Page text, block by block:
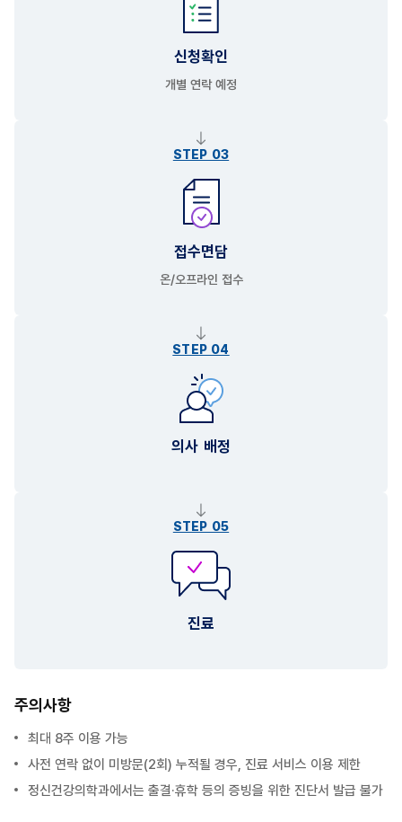
신청확인
개별 연락 예정
STEP 03
접수면담
온/오프라인 접수
STEP 04
의사 배정
STEP 05
진료
주의사항
최대 8주 이용 가능
사전 연락 없이 미방문(2회) 누적될 경우, 진료 서비스 이용 제한
정신건강의학과에서는 출결·휴학 등의 증빙을 위한 진단서 발급 불가